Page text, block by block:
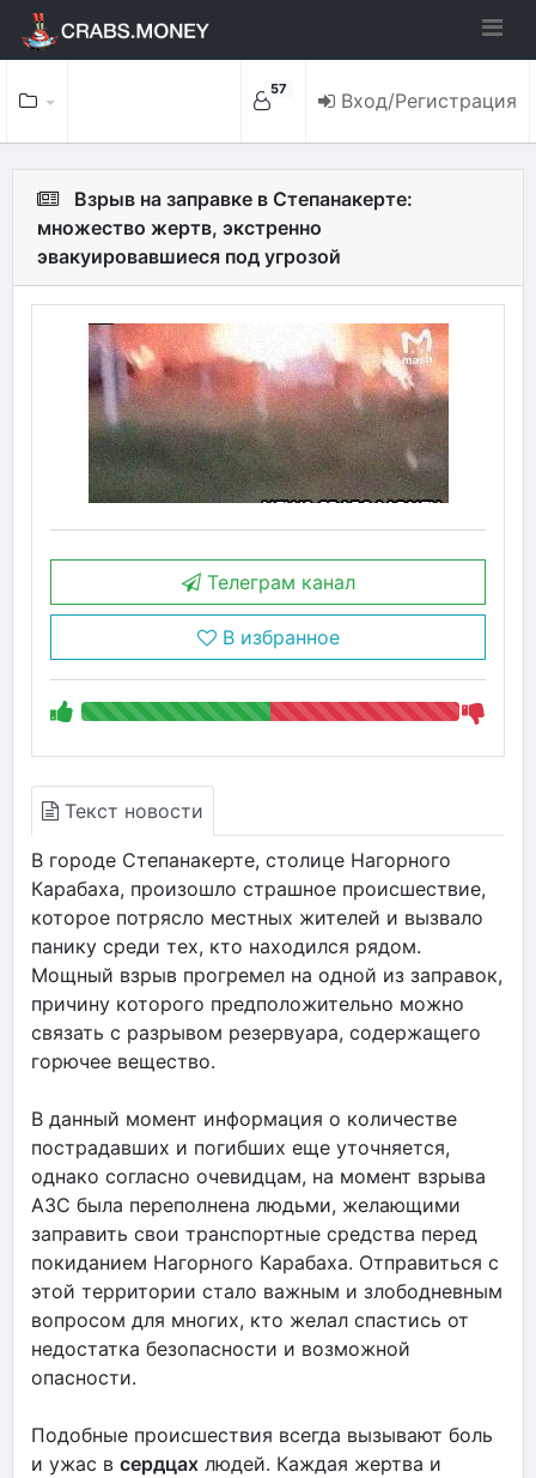
57 Вход/Регистрация
Взрыв на заправке в Степанакерте:
множество жертв, экстренно
эвакуировавшиеся под угрозой
Телеграм канал
В избранное
Текст новости
В городе Степанакерте, столице Нагорного
Карабаха, произошло страшное происшествие,
которое потрясло местных жителей и вызвало
панику среди тех, кто находился рядом.
Мощный взрыв прогремел на одной из заправок,
причину которого предположительно можно
связать с разрывом резервуара, содержащего
горючее вещество.
В данный момент информация о количестве
пострадавших и погибших еще уточняется,
однако согласно очевидцам, на момент взрыва
АЗС была переполнена людьми, желающими
заправить свои транспортные средства перед
покиданием Нагорного Карабаха. Отправиться с
этой территории стало важным и злободневным
вопросом для многих, кто желал спастись от
недостатка безопасности и возможной
опасности.
Подобные происшествия всегда вызывают боль
и ужас в сердцах людей. Каждая жертва и